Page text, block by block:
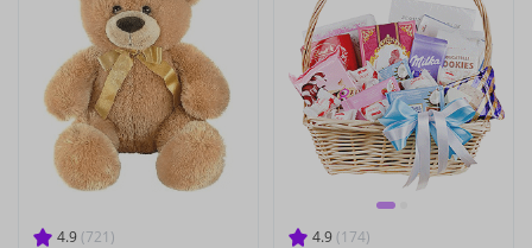
4.9 (721) 4.9 (174)